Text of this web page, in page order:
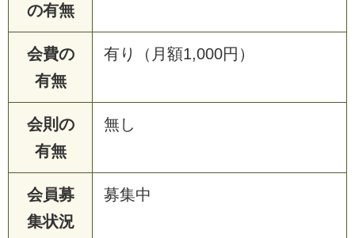
の有無
会費の
有無
有り（月額1,000円）
会則の
有無
無し
会員募
集状況
募集中